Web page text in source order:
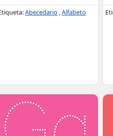
Abecedario ,Alfabeto